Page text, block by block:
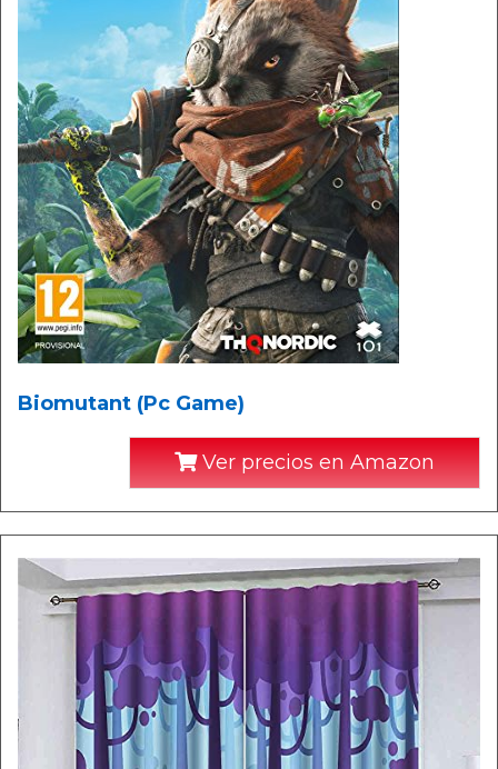
Biomutant (Pc Game)
Ver precios en Amazon